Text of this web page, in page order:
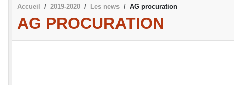
Accueil 2019-2020 Les news AG procuration
AG PROCURATION